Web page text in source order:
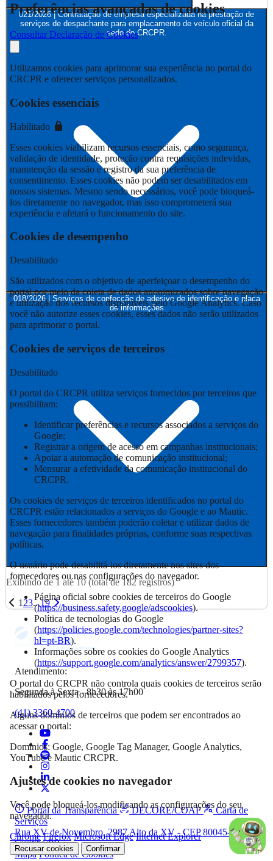
021/2026 | Contratação de empresa especializada na prestação de
serviços de despachante para emplacamento de veículo oficial da
sede do CRCPR.
018/2026 | Serviços de confecção de adesivo de identificação e placa
de informações
Exibindo de1 até10(total de182registros)
123...19
Atendimento:
Segunda à Sexta - 8h30 às 17h00
(41) 3360-4700
Portal da Transparência DECORE/COAF
Carta de
Serviços
Rua XV de Novembro, 2987 Alto da XV - CEP 80045-340,
Curitiba/PR
Mapa Política de Cookies
Preferências avançadas de cookies
Consultar Declaração de Cookies
Utilizamos cookies para aprimorar sua experiência no portal do
CRCPR e oferecer serviços personalizados.
Cookies essenciais
Habilitado
Esses cookies viabilizam recursos essenciais, como segurança,
validação de identidade, proteção contra requisições indevidas,
manutenção da sessão e registro da sua preferência de
consentimento. Esses cookies não podem ser desabilitados em
nossos sistemas. Mesmo sendo necessários, você pode bloqueá-
los diretamente no navegador, mas isso comprometerá sua
experiência e afetará o funcionamento do site.
Cookies de desempenho
Desabilitado
São utilizados com o objetivo de aperfeiçoar o desempenho do
portal por meio da coleta de dados anonimizados sobre navegação
e utilização dos recursos disponíveis pelo Google Analytics. Caso
você não autorize esses cookies, esses dados não serão utilizados
para aprimorar o portal.
Cookies de serviços de terceiros
Desabilitado
O portal do CRCPR utiliza serviços fornecidos por terceiros que
possibilitam:
Identificar preferências e recursos associados a serviços do
Google;
Registrar a origem de acesso em campanhas institucionais;
Apoiar a automação de comunicação institucional;
Mensurar a efetividade da comunicação institucional do
CRCPR.
Os cookies de serviços de terceiros identificados no portal do
CRCPR estão relacionados a serviços do Google e ao Mautic.
Esses fornecedores também poderão coletar e utilizar dados de
navegação para finalidades próprias, conforme suas respectivas
políticas.
O usuário pode desabilitá-los diretamente nos sites dos
fornecedores ou nas configurações do navegador.
Página oficial sobre cookies de terceiros do Google
(https://business.safety.google/adscookies).
Política de tecnologias do Google
(https://policies.google.com/technologies/partner-sites?
hl=pt-BR).
Informações sobre os cookies do Google Analytics
(https://support.google.com/analytics/answer/2799357).
O portal do CRCPR não controla quais cookies de terceiros serão
habilitados pelos fornecedores.
Alguns domínios de terceiros que podem ser encontrados ao
acessar o portal:
Domínios: Google, Google Tag Manager, Google Analytics,
YouTube e Mautic CRCPR.
Ajustes de cookies no navegador
Você pode bloqueá-los modificando as configurações do seu
navegador.
Chrome Firefox Microsoft Edge Internet Explorer
Recusar cookies Confirmar